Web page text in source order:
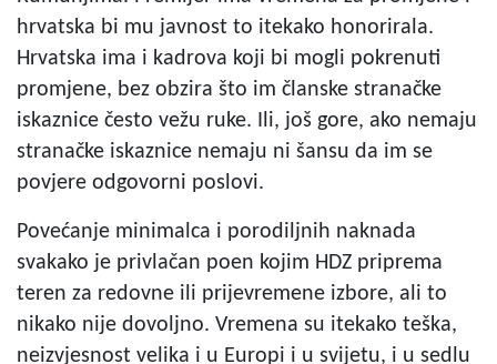
hrvatska bi mu javnost to itekako honorirala.
Hrvatska ima i kadrova koji bi mogli pokrenuti
promjene, bez obzira što im članske stranačke
iskaznice često vežu ruke. Ili, još gore, ako nemaju
stranačke iskaznice nemaju ni šansu da im se
povjere odgovorni poslovi.
Povećanje minimalca i porodiljnih naknada
svakako je privlačan poen kojim HDZ priprema
teren za redovne ili prijevremene izbore, ali to
nikako nije dovoljno. Vremena su itekako teška,
neizvjesnost velika i u Europi i u svijetu, i u sedlu